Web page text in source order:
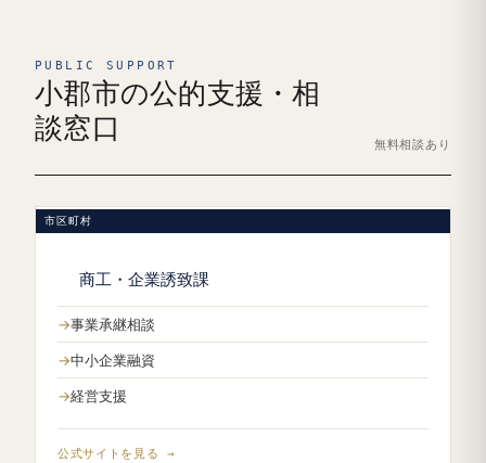
PUBLIC SUPPORT
小郡市の公的支援・相
談窓口
無料相談あり
市区町村
商工・企業誘致課
事業承継相談
中小企業融資
経営支援
公式サイトを見る →